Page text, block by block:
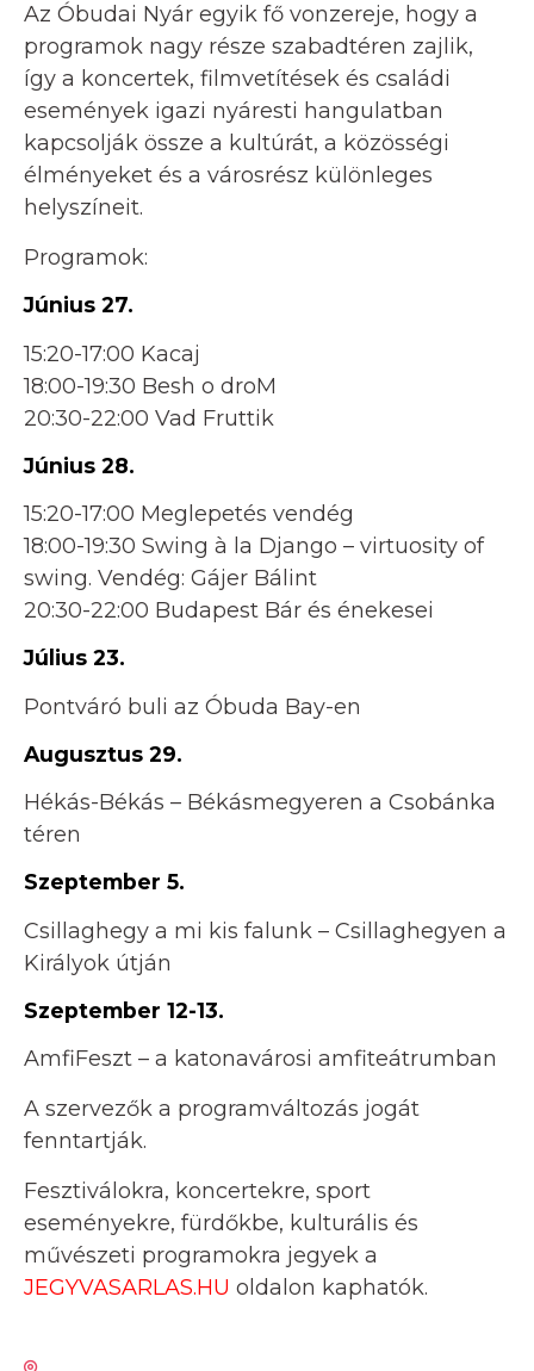
Az Óbudai Nyár egyik fő vonzereje, hogy a
programok nagy része szabadtéren zajlik,
így a koncertek, filmvetítések és családi
események igazi nyáresti hangulatban
kapcsolják össze a kultúrát, a közösségi
élményeket és a városrész különleges
helyszíneit.
Programok:
Június 27.
15:20-17:00 Kacaj
18:00-19:30 Besh o droM
20:30-22:00 Vad Fruttik
Június 28.
15:20-17:00 Meglepetés vendég
18:00-19:30 Swing à la Django – virtuosity of
swing. Vendég: Gájer Bálint
20:30-22:00 Budapest Bár és énekesei
Július 23.
Pontváró buli az Óbuda Bay-en
Augusztus 29.
Hékás-Békás – Békásmegyeren a Csobánka
téren
Szeptember 5.
Csillaghegy a mi kis falunk – Csillaghegyen a
Királyok útján
Szeptember 12-13.
AmfiFeszt – a katonavárosi amfiteátrumban
A szervezők a programváltozás jogát
fenntartják.
Fesztiválokra, koncertekre, sport
eseményekre, fürdőkbe, kulturális és
művészeti programokra jegyek a
JEGYVASARLAS.HU oldalon kaphatók.